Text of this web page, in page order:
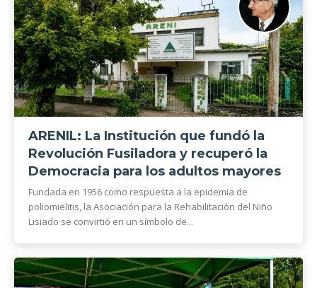
ARENIL: La Institución que fundó la
Revolución Fusiladora y recuperó la
Democracia para los adultos mayores
Fundada en 1956 como respuesta a la epidemia de
poliomielitis, la Asociación para la Rehabilitación del Niño
Lisiado se convirtió en un símbolo de...